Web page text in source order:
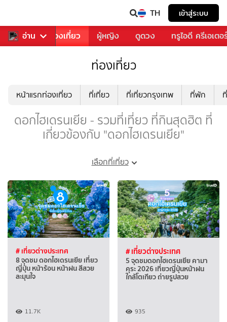
TH เข้าสู่ระบบ
อ่าน
อาหาร ท่องเที่ยว ผู้หญิง ดูดวง ทรูไอดี ครีเอเตอ
ท่องเที่ยว
หน้าแรกท่องเที่ยว ที่เที่ยว ที่เที่ยวกรุงเทพ ที่พัก
ดอกไฮเดรนเยีย - รวมที่เที่ยว ที่กินสุดฮิต ที่
เกี่ยวข้องกับ "ดอกไฮเดรนเยีย"
เลือกที่เที่ยว
# เที่ยวต่างประเทศ
8 จุดชม ดอกไฮเดรนเยีย เที่ยว
ญี่ปุ่น หน้าร้อน หน้าฝน สีสวย
ละมุนใจ
11.7K
# เที่ยวต่างประเทศ
5 จุดชมดอกไฮเดรนเยีย คามา
คุระ 2026 เที่ยวญี่ปุ่นหน้าฝน
ใกล้โตเกียว ถ่ายรูปสวย
935